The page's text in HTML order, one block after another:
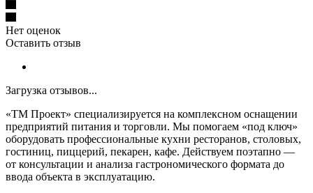
Нет оценок
Оставить отзыв
Загрузка отзывов...
«ТМ Проект» специализируется на комплексном оснащении
предприятий питания и торговли. Мы помогаем «под ключ»
оборудовать профессиональные кухни ресторанов, столовых,
гостиниц, пиццерий, пекарен, кафе. Действуем поэтапно —
от консультации и анализа гастрономического формата до
ввода объекта в эксплуатацию.